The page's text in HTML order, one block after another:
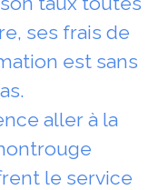
ses frais de
est sans
aller à la
le service